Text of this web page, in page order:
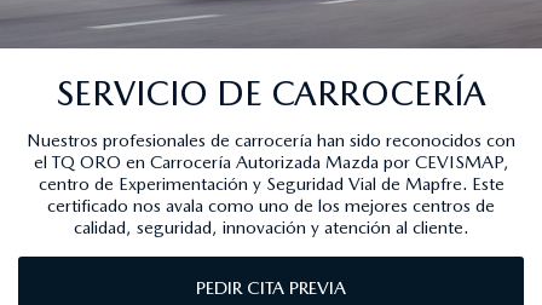
SERVICIO DE CARROCERÍA
Nuestros profesionales de carrocería han sido reconocidos con
el TQ ORO en Carrocería Autorizada Mazda por CEVISMAP,
centro de Experimentación y Seguridad Vial de Mapfre. Este
certificado nos avala como uno de los mejores centros de
calidad, seguridad, innovación y atención al cliente.
PEDIR CITA PREVIA